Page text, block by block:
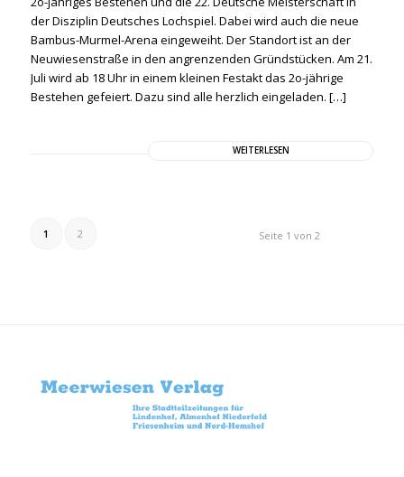
der Disziplin Deutsches Lochspiel. Dabei wird auch die neue
Bambus-Murmel-Arena eingeweiht. Der Standort ist an der
Neuwiesenstraße in den angrenzenden Gründstücken. Am 21.
Juli wird ab 18 Uhr in einem kleinen Festakt das 2o-jährige
Bestehen gefeiert. Dazu sind alle herzlich eingeladen. […]
WEITERLESEN
Seite 1 von 2
1 2